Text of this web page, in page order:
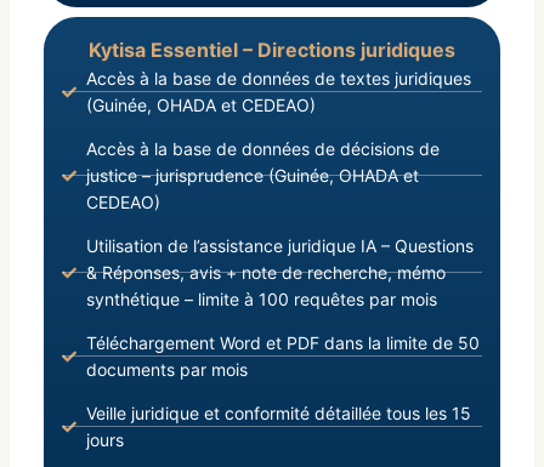
Kytisa Essentiel – Directions juridiques
Accès à la base de données de textes juridiques
(Guinée, OHADA et CEDEAO)
Accès à la base de données de décisions de
justice – jurisprudence (Guinée, OHADA et
CEDEAO)
Utilisation de l’assistance juridique IA – Questions
& Réponses, avis + note de recherche, mémo
synthétique – limite à 100 requêtes par mois
Téléchargement Word et PDF dans la limite de 50
documents par mois
Veille juridique et conformité détaillée tous les 15
jours